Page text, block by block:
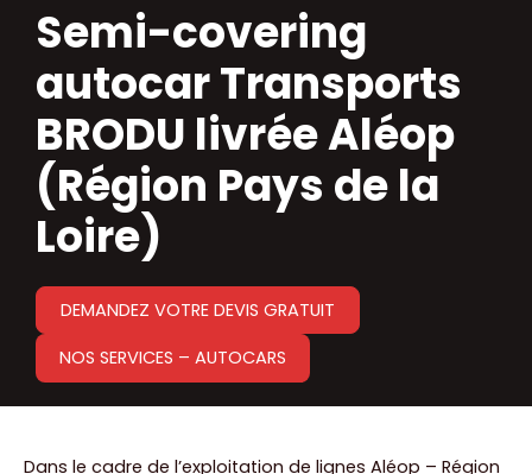
Semi-covering
autocar Transports
BRODU livrée Aléop
(Région Pays de la
Loire)
DEMANDEZ VOTRE DEVIS GRATUIT
NOS SERVICES – AUTOCARS
Dans le cadre de l’exploitation de lignes Aléop – Région